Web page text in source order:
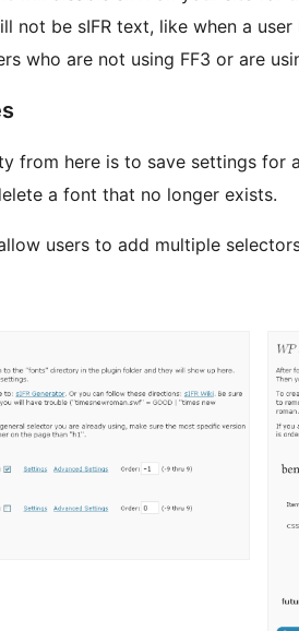
not be sIFR text, like when a
who are not using FF3 or are
from here is to save settings for
a font that no longer exists.
users to add multiple